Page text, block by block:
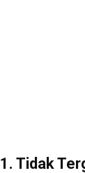
1. Tidak